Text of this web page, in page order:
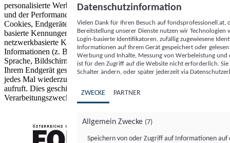
personalisierte Werbung und Inhalte, Messung von Werbeleistung
und der Performance von Inhalten sowie Zielgruppenforschung.
Cookies, Endgeräte- oder ähnliche Online-Kennungen (z. B. login-
basierte Kennungen, zufällig generierte Kennungen,
netzwerkbasierte Kennungen) können zusammen mit anderen
Informationen (z. B. Browsertyp und Browserinformationen,
Sprache, Bildschirmgröße, unterstützte Technologien usw.) auf
Ihrem Endgerät gespeichert oder von dort ausgelesen werden, um es
jedes Mal wiederzuerkennen, wenn es eine App oder einer Webseite
aufruft. Dies geschieht für einen oder mehrere der hier aufgeführten
Verarbeitungszwecke.
Datenschutzinformation
Vielen Dank für Ihren Besuch auf
Bereitstellung unserer Dienste nutzen wir Technologien
Login-basierte Identifikatoren, zufällig zugewiesene
Informationen auf Ihrem Gerät gespeichert oder
Werbung und Inhalte, Messung von Werbeleistung
ist für den Zugriff auf die Website nicht erforderlich.
Schalter ändern, oder später jederzeit via
ZWECKE PARTNER
Allgemein Zwecke (7)
Speichern von oder Zugriff auf Informationen auf